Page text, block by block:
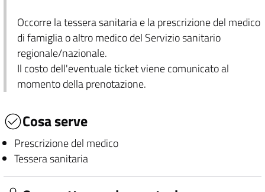
Occorre la tessera sanitaria e la prescrizione del medico
di famiglia o altro medico del Servizio sanitario
regionale/nazionale.
Il costo dell'eventuale ticket viene comunicato al
momento della prenotazione.
Cosa serve
Prescrizione del medico
Tessera sanitaria